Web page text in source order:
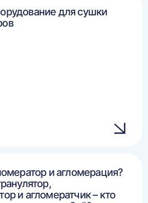
для сушки
и агломерация?
и агломератчик – кто